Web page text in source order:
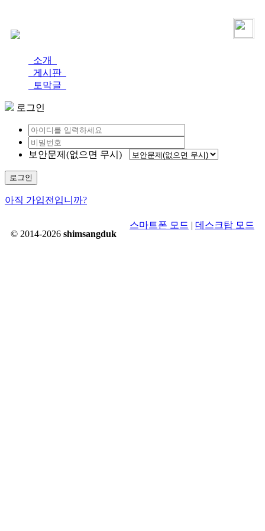
소개
게시판
토막글
로그인
보안문제(없으면 무시)
로그인
아직 가입전입니까?
© 2014-2026 shimsangduk
스마트폰 모드 | 데스크탑 모드